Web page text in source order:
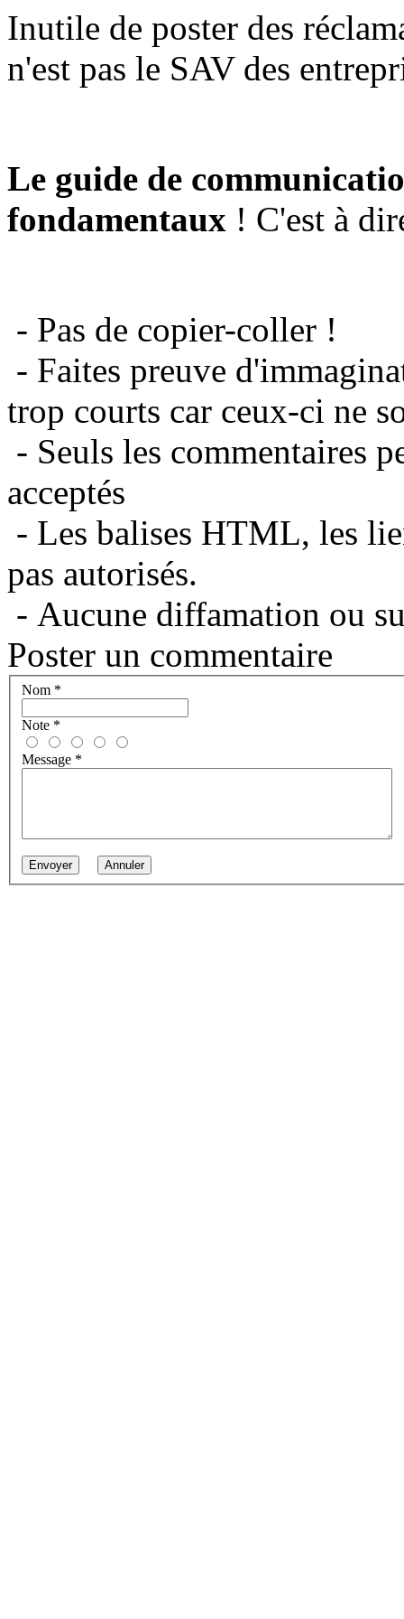
Inutile de poster des
n'est pas le SAV des
Le guide de
fondamentaux ! C'est à
- Pas de copier-coller !
- Faites preuve
trop courts car ceux-ci ne
- Seuls les commentaires
acceptés
- Les balises HTML, les
pas autorisés.
- Aucune diffamation ou
Poster un commentaire
Nom *
Note *
Message *